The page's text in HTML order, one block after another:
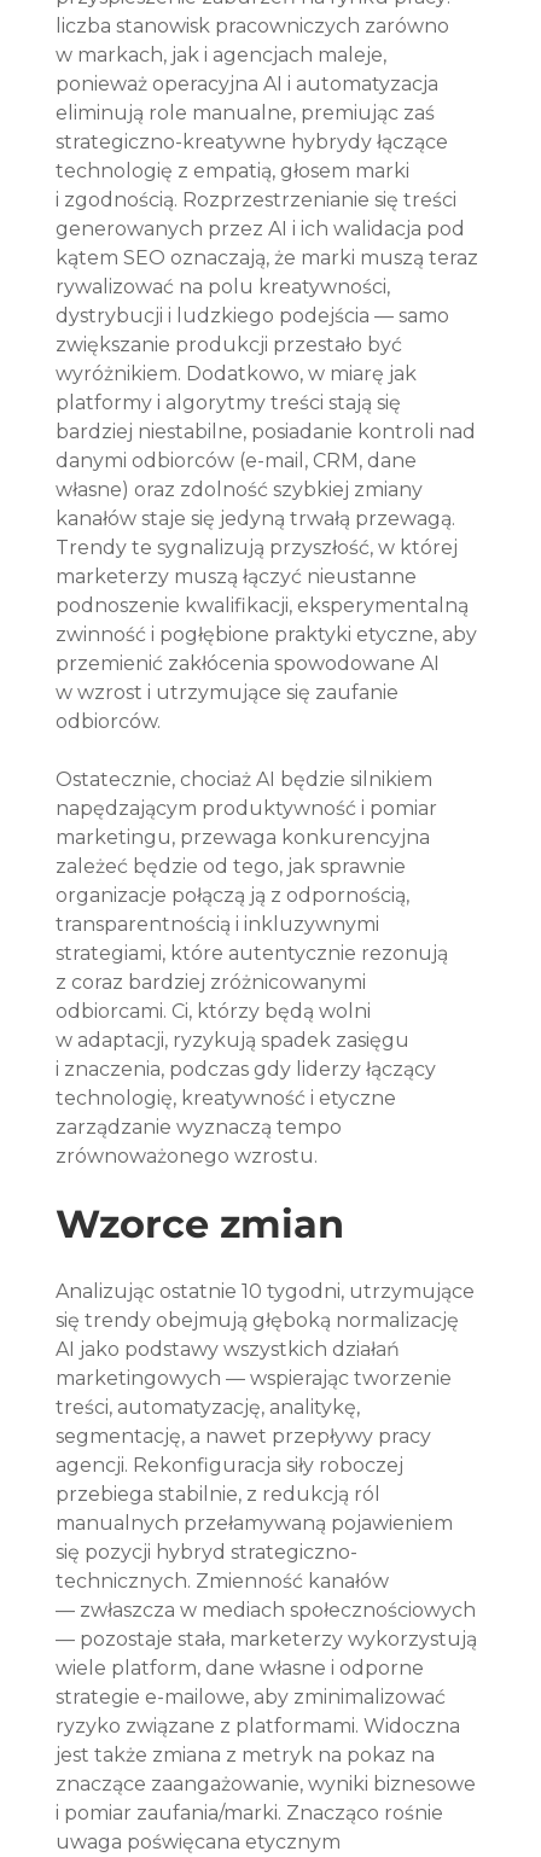
liczba stanowisk pracowniczych zarówno
w markach, jak i agencjach maleje,
ponieważ operacyjna AI i automatyzacja
eliminują role manualne, premiując zaś
strategiczno-kreatywne hybrydy łączące
technologię z empatią, głosem marki
i zgodnością. Rozprzestrzenianie się treści
generowanych przez AI i ich walidacja pod
kątem SEO oznaczają, że marki muszą teraz
rywalizować na polu kreatywności,
dystrybucji i ludzkiego podejścia — samo
zwiększanie produkcji przestało być
wyróżnikiem. Dodatkowo, w miarę jak
platformy i algorytmy treści stają się
bardziej niestabilne, posiadanie kontroli nad
danymi odbiorców (e-mail, CRM, dane
własne) oraz zdolność szybkiej zmiany
kanałów staje się jedyną trwałą przewagą.
Trendy te sygnalizują przyszłość, w której
marketerzy muszą łączyć nieustanne
podnoszenie kwalifikacji, eksperymentalną
zwinność i pogłębione praktyki etyczne, aby
przemienić zakłócenia spowodowane AI
w wzrost i utrzymujące się zaufanie
odbiorców.
Ostatecznie, chociaż AI będzie silnikiem
napędzającym produktywność i pomiar
marketingu, przewaga konkurencyjna
zależeć będzie od tego, jak sprawnie
organizacje połączą ją z odpornością,
transparentnością i inkluzywnymi
strategiami, które autentycznie rezonują
z coraz bardziej zróżnicowanymi
odbiorcami. Ci, którzy będą wolni
w adaptacji, ryzykują spadek zasięgu
i znaczenia, podczas gdy liderzy łączący
technologię, kreatywność i etyczne
zarządzanie wyznaczą tempo
zrównoważonego wzrostu.
Wzorce zmian
Analizując ostatnie 10 tygodni, utrzymujące
się trendy obejmują głęboką normalizację
AI jako podstawy wszystkich działań
marketingowych — wspierając tworzenie
treści, automatyzację, analitykę,
segmentację, a nawet przepływy pracy
agencji. Rekonfiguracja siły roboczej
przebiega stabilnie, z redukcją ról
manualnych przełamywaną pojawieniem
się pozycji hybryd strategiczno-
technicznych. Zmienność kanałów
— zwłaszcza w mediach społecznościowych
— pozostaje stała, marketerzy wykorzystują
wiele platform, dane własne i odporne
strategie e-mailowe, aby zminimalizować
ryzyko związane z platformami. Widoczna
jest także zmiana z metryk na pokaz na
znaczące zaangażowanie, wyniki biznesowe
i pomiar zaufania/marki. Znacząco rośnie
uwaga poświęcana etycznym